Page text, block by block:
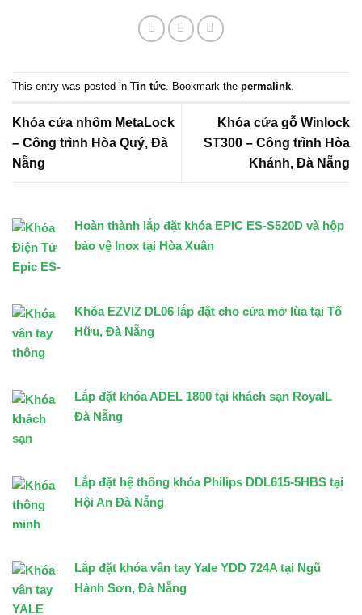
Hoàn thành lắp đặt khóa EPIC ES-S520D và hộp
bảo vệ Inox tại Hòa Xuân
Khóa EZVIZ DL06 lắp đặt cho cửa mở lùa tại Tố
Hữu, Đà Nẵng
Lắp đặt khóa ADEL 1800 tại khách sạn RoyalL
Đà Nẵng
Lắp đặt hệ thống khóa Philips DDL615-5HBS tại
Hội An Đà Nẵng
Lắp đặt khóa vân tay Yale YDD 724A tại Ngũ
Hành Sơn, Đà Nẵng
This entry was posted in Tin tức . Bookmark the permalink
Khóa cửa nhôm MetaLock
– Công trình Hòa Quý, Đà
Nẵng
Khóa cửa gỗ Winlock
ST300 – Công trình Hòa
Khánh, Đà Nẵng